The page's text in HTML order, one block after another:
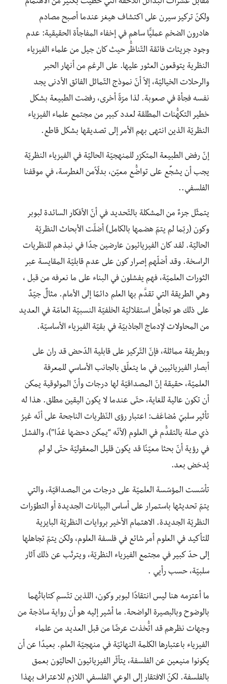
ولكنّ تركيز سيرن على اكتشاف هيغز عندما أصبح مصادم
هادرون الضخم عمليًّا ساهم في إخفاء المفاجأة الحقيقية: عدم
وجود جزيئات فائقة التّناظُّر حيث كان جيل من علماء الفيزياء
النظرية يتوقعون العثور عليها. على الرغم من أنهار الحبر
والرحلات الخياليّة، إلاّ أنّ نموذج التّماثل الفائق الأدنى يجد
نفسه فجأة في صعوبة. لذا مرّةً أخرى، رفضت الطبيعة بشكل
خطير التكهُّنات المطلقة لعدد كبير من مجتمع علماء الفيزياء
النظريّة الذين انتهى بهم الأمر إلى تصديقها بشكل قاطع.
إنّ رفض الطبيعة المتكرّر للمنهجيّة الحاليّة في الفيزياء النظريّة
يجب أن يشجِّع على تواضُّع معيّن، بدلًاًمن الغطرسة، في موقفنا
الفلسفي..
يتمثّل جزءٌ من المشكلة بالتّحديد في أنّ الأفكار السائدة لبوبر
وكون (ربّما لم يتمّ هضمها بالكامل) أضلّت الأبحاث النظريّة
الحاليّة. لقد كان الفيزيائيون عارضين جدًا في نبذهم للنظريات
الراسخة. وقد أضلّهم إصرار كون على عدم قابليّة المقايسة عبر
الثورات العلميّة، فهم يفشلون في البناء على ما نعرفه من قبل ،
وهي الطريقة التي تقدَّم بها العلم دائمًا إلى الأمام. مثالٌ جيّدٌ
على ذلك هو تجاهُّل استقلاليّة الخلفيّة النسبيّة العامّة في العديد
من المحاولات لإدماج الجاذبيّة في بقيّة الفيزياء الأساسيّة.
وبطريقة مماثلة، فإنّ التّركيز على قابلية الدّحض قد ران على
أبصار الفيزيائيين في ما يتعلّق بالجانب الأساسي للمعرفة
العلميّة، حقيقة إنّ المصداقيّة لها درجات وأنّ الموثوقية يمكن
أن تكون عالية للغاية، حتّى عندما لا يكون اليقين مطلق. هذا له
تأثير سلبيّ مُضاعَف: اعتبار رؤى النّظريات الناجحة على أنّه غيرُ
ذي صلة بالتقدُّم في العلوم (لأنّه “يمكن دحضها غدًا”)، والفشل
في رؤية أنّ بحثا معيّنًا قد يكون قليل المعقوليّة حتّى لو لم
يُدحَض بعد.
تأسّست المؤسّسة العلميّة على درجات من المصداقيّة، والتي
يتمّ تحديثها باستمرار على أساس البيانات الجديدة أو التطوّرات
النظريّة الجديدة. الاهتمام الأخير بروايات النظريّة البايزية
للتأكيد في العلوم أمر شائع في فلسفة العلوم، ولكن يتمّ تجاهلها
إلى حدّ كبير في مجتمع الفيزياء النظريّة، ويترتّب عن ذلك آثار
سلبيّة، حسب رأيي .
ما أعتزمه هنا ليس انتقادًا لبوبر وكون، اللذين تتّسم كتاباتُهما
بالوضوح وبالبصيرة الواضحة. ما أشير إليه هو أن رواية ساذجة من
وجهات نظرهم قد اتُّخذت عرضًا من قبل العديد من علماء
الفيزياء باعتبارها الكلمة النهائيّة في منهجيّة العلم. بعيدًا عن أن
يكونوا منيعين عن الفلسفة، يتأثّر الفيزيائيون الحاليّون بعمق
بالفلسفة. لكنّ الافتقار إلى الوعي الفلسفي اللازم للاعتراف بهذا